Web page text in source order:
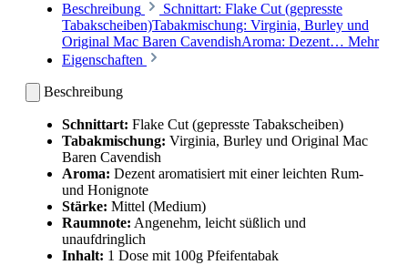
Beschreibung
Schnittart: Flake Cut (gepresste
Tabakscheiben)Tabakmischung: Virginia, Burley und
Original Mac Baren CavendishAroma: Dezent… Mehr
Eigenschaften
Beschreibung
Schnittart: Flake Cut (gepresste Tabakscheiben)
Tabakmischung: Virginia, Burley und Original Mac
Baren Cavendish
Aroma: Dezent aromatisiert mit einer leichten Rum-
und Honignote
Stärke: Mittel (Medium)
Raumnote: Angenehm, leicht süßlich und
unaufdringlich
Inhalt: 1 Dose mit 100g Pfeifentabak